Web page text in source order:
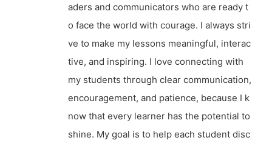
aders and communicators who are ready t
o face the world with courage. I always stri
ve to make my lessons meaningful, interac
tive, and inspiring. I love connecting with
my students through clear communication,
encouragement, and patience, because I k
now that every learner has the potential to
shine. My goal is to help each student disc